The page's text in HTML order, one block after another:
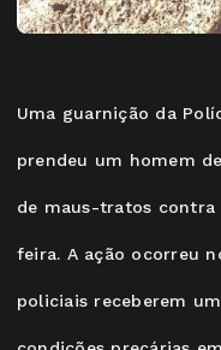
Uma guarnição da
prendeu um homem
de maus-tratos contra
feira. A ação ocorreu
policiais receberem